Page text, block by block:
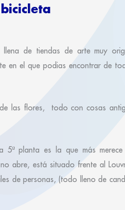
llena de tiendas de arte muy
en el que podias encontrar de
las flores, todo con cosas
5ª planta es la que más
abre, está situado frente al
de personas, (todo lleno de